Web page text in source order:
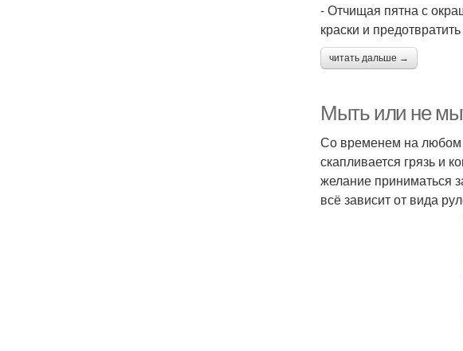
- Отчищая пятна с
краски и
читать дальше →
Мыть или не
Со временем на любом
скапливается грязь и
желание приниматься
всё зависит от вида